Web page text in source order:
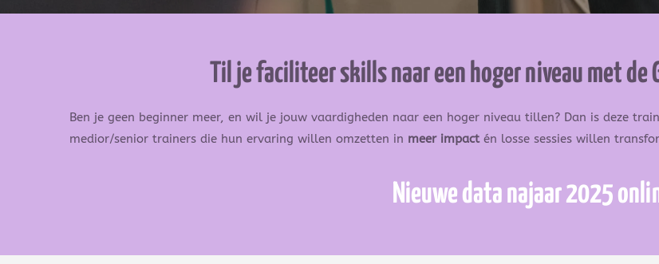
Til je faciliteer skills naar een hoger niveau met de
Ben je geen beginner meer, en wil je jouw vaardigheden naar een hoger niveau tillen? Dan is deze
medior/senior trainers die hun ervaring willen omzetten in meer impactén losse sessies willen
Nieuwe data najaar 2025